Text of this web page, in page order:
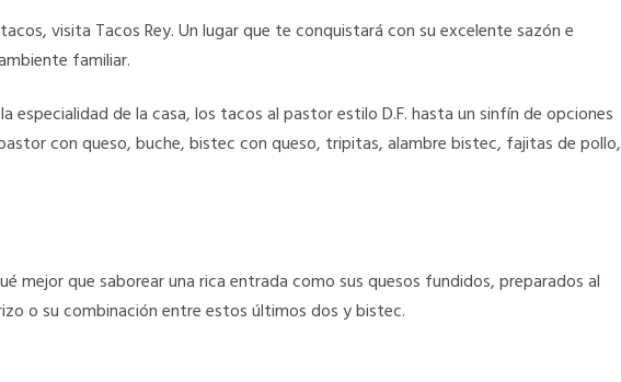
visita Tacos Rey. Un lugar que te conquistará con su excelente sazón e
familiar.
especialidad de la casa, los tacos al pastor estilo D.F. hasta un sinfín de opciones
con queso, buche, bistec con queso, tripitas, alambre bistec, fajitas de pollo,
mejor que saborear una rica entrada como sus quesos fundidos, preparados al
o su combinación entre estos últimos dos y bistec.